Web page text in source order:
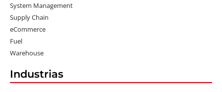
System Management
Supply Chain
eCommerce
Fuel
Warehouse
Industrias